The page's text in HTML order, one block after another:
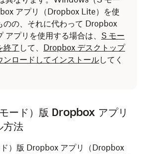
アプリ（Dropbox Lite）を使
のの、それに代わって Dropbox
アプリを使用する場合は、 S モー
終了 して、 Dropbox デスクトップ
ンロードしてインストールしてく
ード）版 Dropbox アプリ
方法
）版 Dropbox アプリ（Dropbox